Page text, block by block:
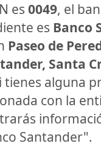
es 0049, el
es Banco
Paseo de
Santa
tienes alguna
con la
Santander".